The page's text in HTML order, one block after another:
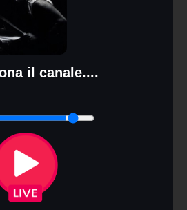
il canale....